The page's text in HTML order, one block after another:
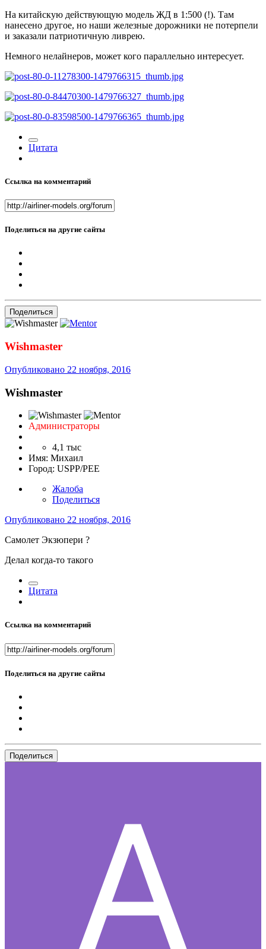
На китайскую действующую модель ЖД в 1:500 (!). Там
нанесено другое, но наши железные дорожники не потерпели
и заказали патриотичную ливрею.
Немного нелайнеров, может кого параллельно интересует.
Цитата
Ссылка на комментарий
Поделиться на другие сайты
Поделиться
Wishmaster
Опубликовано 22 ноября, 2016
Wishmaster
Администраторы
4,1 тыс
Имя: Михаил
Город: USPP/PEE
Жалоба
Поделиться
Опубликовано 22 ноября, 2016
Самолет Экзюпери ?
Делал когда-то такого
Цитата
Ссылка на комментарий
Поделиться на другие сайты
Поделиться